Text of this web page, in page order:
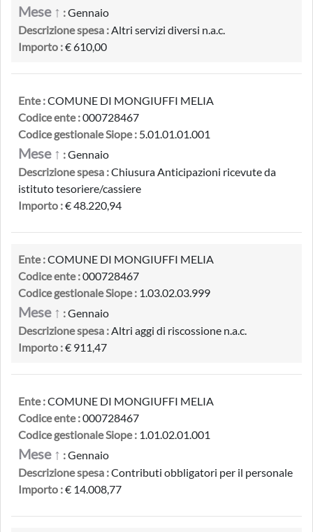
Mese ↑ :Gennaio
Descrizione spesa :Altri servizi diversi n.a.c.
Importo :€ 610,00
Ente :COMUNE DI MONGIUFFI MELIA
Codice ente :000728467
Codice gestionale Siope : 5.01.01.01.001
Mese ↑ :Gennaio
Descrizione spesa :Chiusura Anticipazioni ricevute da
istituto tesoriere/cassiere
Importo :€ 48.220,94
Ente :COMUNE DI MONGIUFFI MELIA
Codice ente :000728467
Codice gestionale Siope : 1.03.02.03.999
Mese ↑ :Gennaio
Descrizione spesa :Altri aggi di riscossione n.a.c.
Importo :€ 911,47
Ente :COMUNE DI MONGIUFFI MELIA
Codice ente :000728467
Codice gestionale Siope : 1.01.02.01.001
Mese ↑ :Gennaio
Descrizione spesa :Contributi obbligatori per il personale
Importo :€ 14.008,77